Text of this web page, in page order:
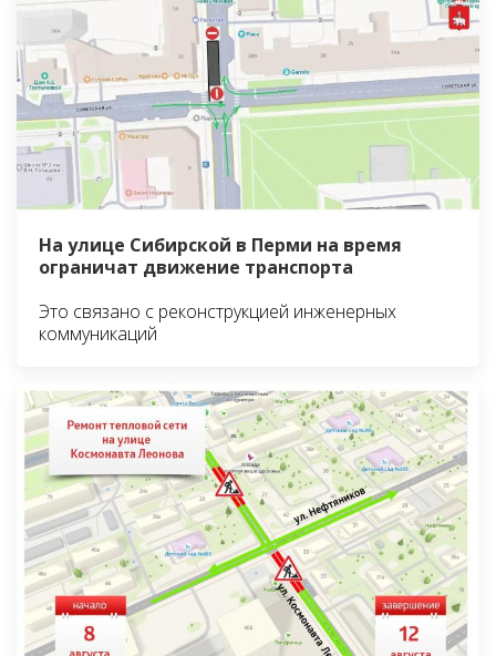
На улице Сибирской в Перми на время
ограничат движение транспорта
Это связано с реконструкцией инженерных
коммуникаций